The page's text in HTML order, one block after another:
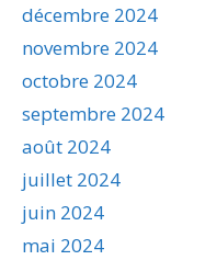
décembre 2024
novembre 2024
octobre 2024
septembre 2024
août 2024
juillet 2024
juin 2024
mai 2024